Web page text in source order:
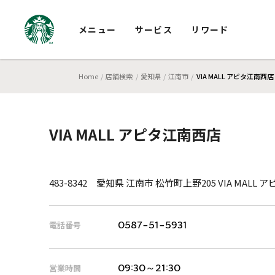
メニュー サービス リワード
Home 店舗検索 愛知県 江南市 VIA MALL アピタ江南西店
VIA MALL アピタ江南西店
483-8342 愛知県 江南市 松竹町上野205 VIA MALL ア
電話番号 0587-51-5931
営業時間 09:30～21:30